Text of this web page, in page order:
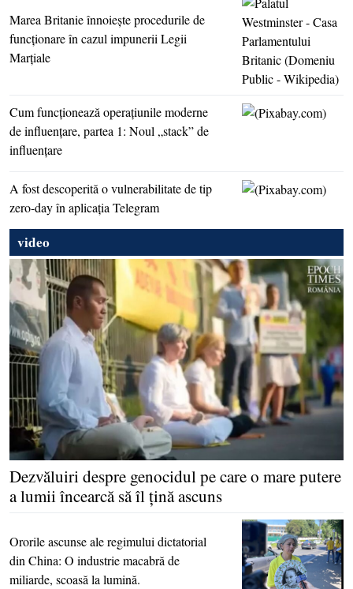
Marea Britanie înnoieşte procedurile de
funcţionare în cazul impunerii Legii
Marţiale
Cum funcţionează operaţiunile moderne
de influenţare, partea 1: Noul „stack” de
influenţare
A fost descoperită o vulnerabilitate de tip
zero-day în aplicaţia Telegram
video
Dezvăluiri despre genocidul pe care o mare putere
a lumii încearcă să îl ţină ascuns
Ororile ascunse ale regimului dictatorial
din China: O industrie macabră de
miliarde, scoasă la lumină.